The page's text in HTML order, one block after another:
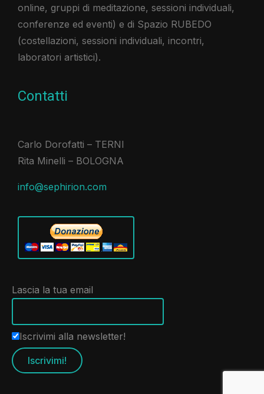
online, gruppi di meditazione, sessioni individuali,
conferenze ed eventi) e di Spazio RUBEDO
(costellazioni, sessioni individuali, incontri,
laboratori artistici).​
Contatti
Carlo Dorofatti – TERNI
Rita Minelli – BOLOGNA
info@sephirion.com
Lascia la tua email
Iscrivimi alla newsletter!